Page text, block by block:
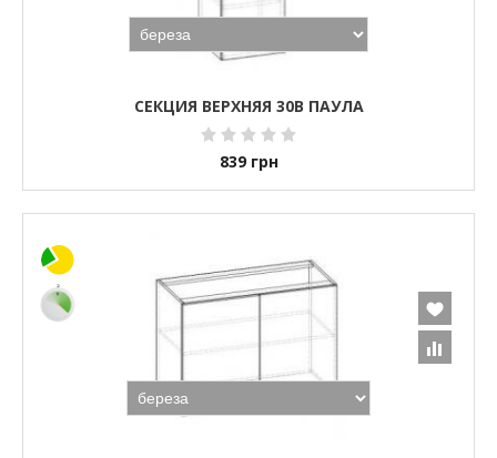
СЕКЦИЯ ВЕРХНЯЯ 30В ПАУЛА
839 грн